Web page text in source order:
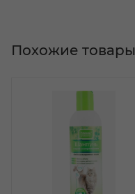
Похожие товары